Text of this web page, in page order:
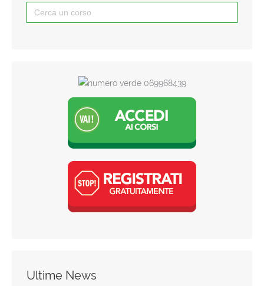
Search
for:
Ultime News